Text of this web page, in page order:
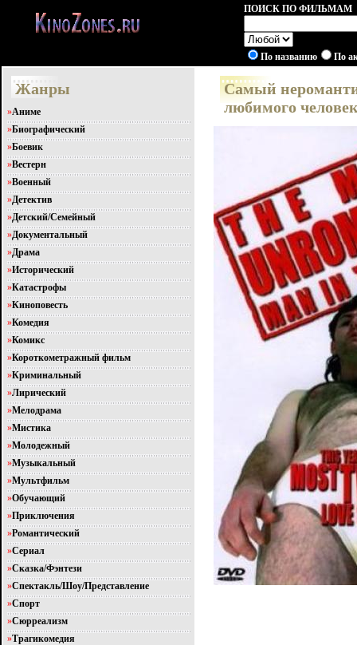
ПОИСК ПО ФИЛЬМАМ
По названию По
Жанры
»Аниме
»Биографический
»Боевик
»Вестерн
»Военный
»Детектив
»Детский/Семейный
»Документальный
»Драма
»Исторический
»Катастрофы
»Киноповесть
»Комедия
»Комикс
»Короткометражный фильм
»Криминальный
»Лирический
»Мелодрама
»Мистика
»Молодежный
»Музыкальный
»Мультфильм
»Обучающий
»Приключения
»Романтический
»Сериал
»Сказка/Фэнтези
»Спектакль/Шоу/Представление
»Спорт
»Сюрреализм
»Трагикомедия
Самый
любимого